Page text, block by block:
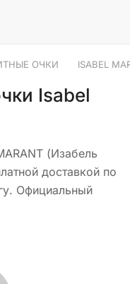
ОЧКИ ISABEL
Isabel
(Изабель
доставкой по
Официальный